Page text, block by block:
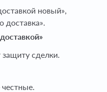
новый»,
доставка».
сделки.